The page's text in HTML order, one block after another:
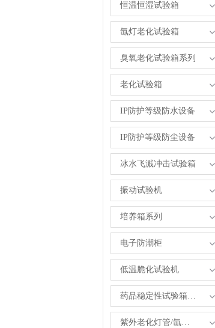
恒温恒湿试验箱
氙灯老化试验箱
臭氧老化试验箱系列
老化试验箱
IP防护等级防水设备
IP防护等级防尘设备
冰水飞溅冲击试验箱
振动试验机
培养箱系列
电子防潮柜
低温脆化试验机
药品稳定性试验箱系列
紫外老化灯管/氙弧灯管